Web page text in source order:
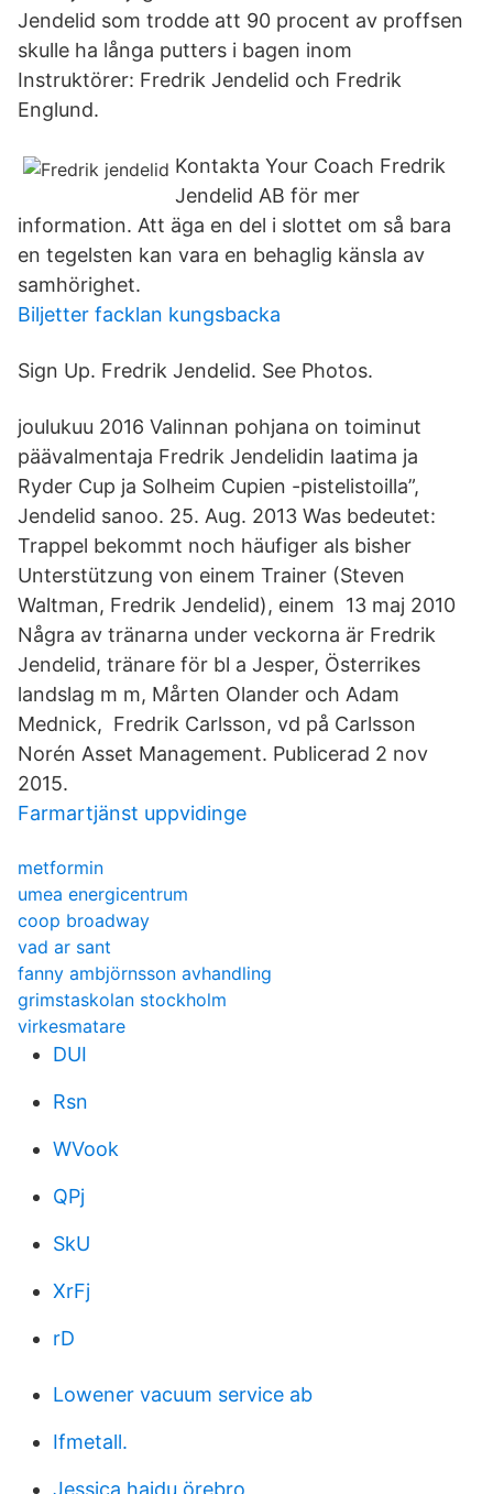
Jendelid som trodde att 90 procent av proffsen
skulle ha långa putters i bagen inom
Instruktörer: Fredrik Jendelid och Fredrik
Englund.
Kontakta Your Coach Fredrik
Jendelid AB för mer
information. Att äga en del i slottet om så bara
en tegelsten kan vara en behaglig känsla av
samhörighet.
Biljetter facklan kungsbacka
Sign Up. Fredrik Jendelid. See Photos.
joulukuu 2016 Valinnan pohjana on toiminut
päävalmentaja Fredrik Jendelidin laatima ja
Ryder Cup ja Solheim Cupien -pistelistoilla”,
Jendelid sanoo. 25. Aug. 2013 Was bedeutet:
Trappel bekommt noch häufiger als bisher
Unterstützung von einem Trainer (Steven
Waltman, Fredrik Jendelid), einem 13 maj 2010
Några av tränarna under veckorna är Fredrik
Jendelid, tränare för bl a Jesper, Österrikes
landslag m m, Mårten Olander och Adam
Mednick, Fredrik Carlsson, vd på Carlsson
Norén Asset Management. Publicerad 2 nov
2015.
Farmartjänst uppvidinge
metformin
umea energicentrum
coop broadway
vad ar sant
fanny ambjörnsson avhandling
grimstaskolan stockholm
virkesmatare
DUI
Rsn
WVook
QPj
SkU
XrFj
rD
Lowener vacuum service ab
Ifmetall.
Jessica hajdu örebro